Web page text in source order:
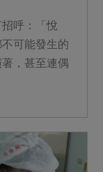
呼：「悅
可能發生的
，甚至連偶